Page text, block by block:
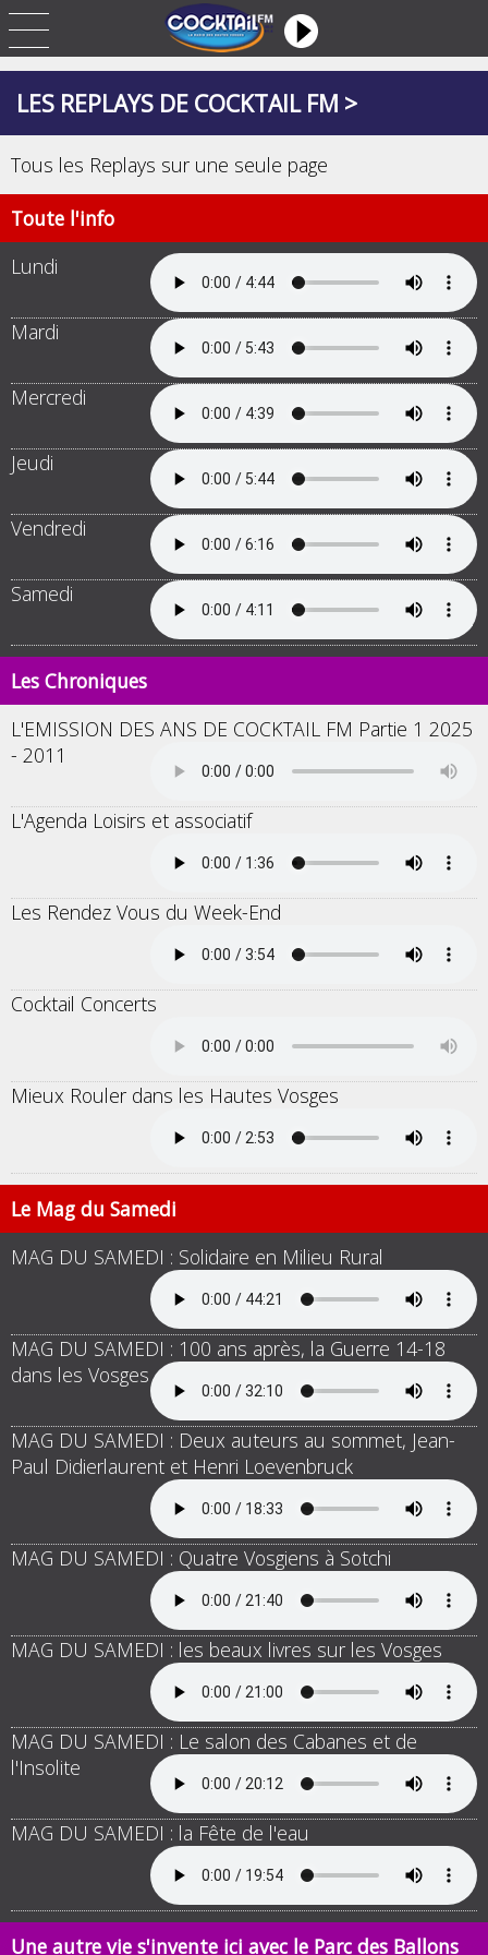
LES REPLAYS DE COCKTAIL FM >
Tous les Replays sur une seule page
Toute l'info
Lundi
Mardi
Mercredi
Jeudi
Vendredi
Samedi
Les Chroniques
L'EMISSION DES ANS DE COCKTAIL FM Partie 1 2025
- 2011
L'Agenda Loisirs et associatif
Les Rendez Vous du Week-End
Cocktail Concerts
Mieux Rouler dans les Hautes Vosges
Le Mag du Samedi
MAG DU SAMEDI : Solidaire en Milieu Rural
MAG DU SAMEDI : 100 ans après, la Guerre 14-18
dans les Vosges
MAG DU SAMEDI : Deux auteurs au sommet, Jean-
Paul Didierlaurent et Henri Loevenbruck
MAG DU SAMEDI : Quatre Vosgiens à Sotchi
MAG DU SAMEDI : les beaux livres sur les Vosges
MAG DU SAMEDI : Le salon des Cabanes et de
l'Insolite
MAG DU SAMEDI : la Fête de l'eau
Une autre vie s'invente ici avec le Parc des Ballons